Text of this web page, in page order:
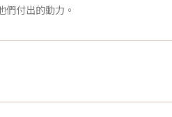
付出的動力。